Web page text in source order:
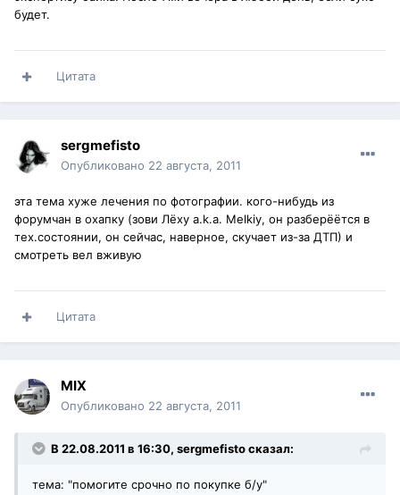
будет.
Цитата
sergmefisto
Опубликовано 22 августа, 2011
эта тема хуже лечения по фотографии. кого-нибудь из
форумчан в охапку (зови Лёху a.k.a. Melkiy, он разберёётся в
тех.состоянии, он сейчас, наверное, скучает из-за ДТП) и
смотреть вел вживую
Цитата
MIX
Опубликовано 22 августа, 2011
В 22.08.2011 в 16:30, sergmefisto сказал:
тема: "помогите срочно по покупке б/у"